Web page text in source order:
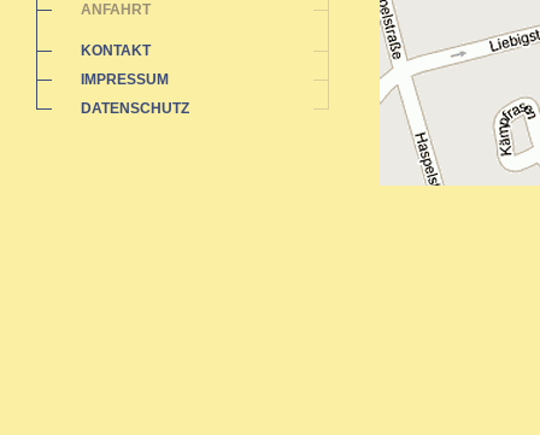
ANFAHRT
KONTAKT
IMPRESSUM
DATENSCHUTZ